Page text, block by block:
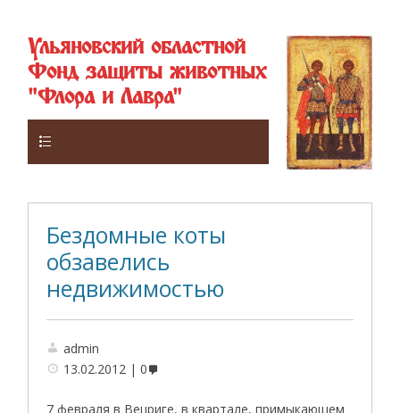
Ульяновский областной
Фонд защиты животных
"Флора и Лавра"
Бездомные коты
обзавелись
недвижимостью
admin
13.02.2012
0
7 февраля в Вецриге, в квартале, примыкающем